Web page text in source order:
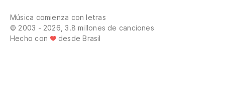
Música comienza con letras
© 2003 - 2026, 3.8 millones de canciones
Hecho con
desde Brasil